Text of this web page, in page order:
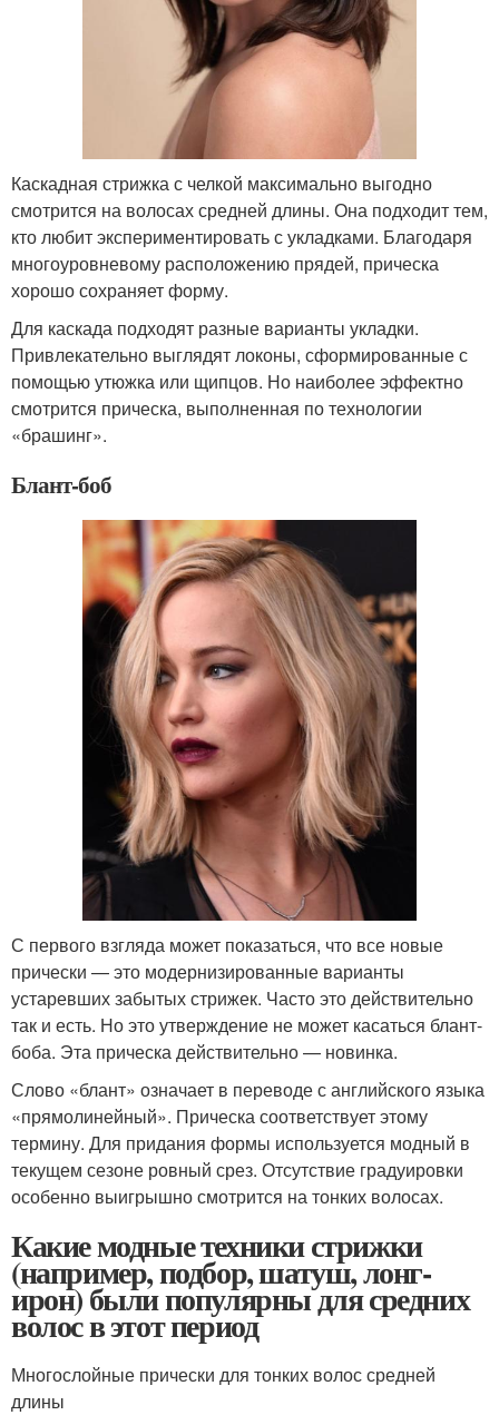
Каскадная стрижка с челкой максимально выгодно
смотрится на волосах средней длины. Она подходит тем,
кто любит экспериментировать с укладками. Благодаря
многоуровневому расположению прядей, прическа
хорошо сохраняет форму.
Для каскада подходят разные варианты укладки.
Привлекательно выглядят локоны, сформированные с
помощью утюжка или щипцов. Но наиболее эффектно
смотрится прическа, выполненная по технологии
«брашинг».
Блант-боб
С первого взгляда может показаться, что все новые
прически — это модернизированные варианты
устаревших забытых стрижек. Часто это действительно
так и есть. Но это утверждение не может касаться блант-
боба. Эта прическа действительно — новинка.
Слово «блант» означает в переводе с английского языка
«прямолинейный». Прическа соответствует этому
термину. Для придания формы используется модный в
текущем сезоне ровный срез. Отсутствие градуировки
особенно выигрышно смотрится на тонких волосах.
Какие модные техники стрижки
(например, подбор, шатуш, лонг-
ирон) были популярны для средних
волос в этот период
Многослойные прически для тонких волос средней
длины